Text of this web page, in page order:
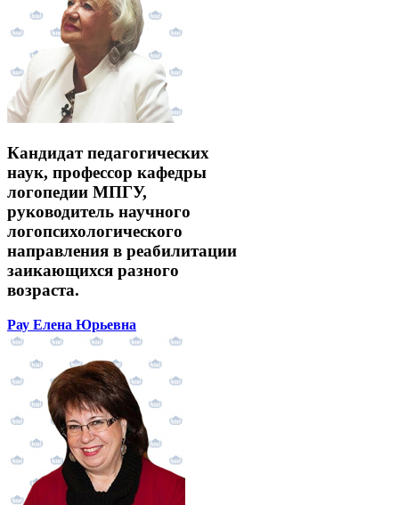
Кандидат педагогических
наук, профессор кафедры
логопедии МПГУ,
руководитель научного
логопсихологического
направления в реабилитации
заикающихся разного
возраста.
Рау Елена Юрьевна